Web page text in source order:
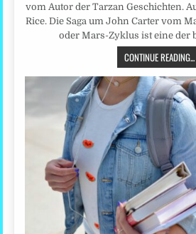
vom Autor der Tarzan Geschichten.
Rice. Die Saga um John Carter vom
oder Mars-Zyklus ist eine der
CONTINUE READING...